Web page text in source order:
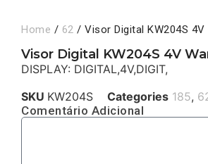
Home / 62 / Visor Digital KW204S 4V
Visor Digital KW204S 4V
DISPLAY: DIGITAL,4V,DIGIT,
SKU KW204S Categories 185,
Comentário Adicional